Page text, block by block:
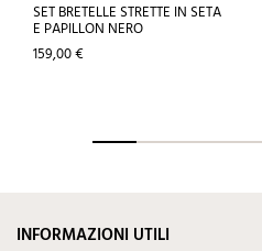
SET BRETELLE STRETTE IN SETA
E PAPILLON NERO
Prezzo
159,00 €
INFORMAZIONI UTILI